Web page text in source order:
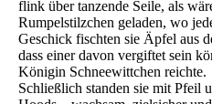
flink über tanzende Seile, als
Rumpelstilzchen geladen, wo
Geschick fischten sie Äpfel aus
dass einer davon vergiftet sein
Königin Schneewittchen reichte.
Schließlich standen sie mit Pfeil